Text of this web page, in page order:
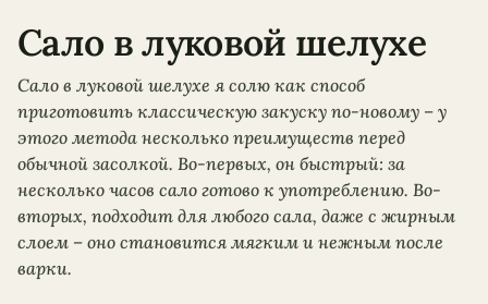
Сало в луковой шелухе
Сало в луковой шелухе я солю как способ
приготовить классическую закуску по-новому – у
этого метода несколько преимуществ перед
обычной засолкой. Во-первых, он быстрый: за
несколько часов сало готово к употреблению. Во-
вторых, подходит для любого сала, даже с жирным
слоем – оно становится мягким и нежным после
варки.